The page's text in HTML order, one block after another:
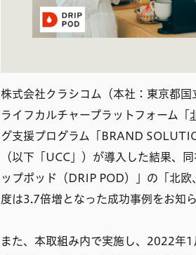
株式会社クラシコム（本社：東京都
ライフカルチャープラットフォーム「
グ支援プログラム「BRAND
（以下「UCC」）が導入した結果、
ップポッド（DRIP POD）」の「北
度は3.7倍増となった成功事例をお知
また、本取組み内で実施し、2022年